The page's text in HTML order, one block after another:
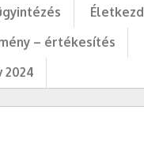
– értékesítés